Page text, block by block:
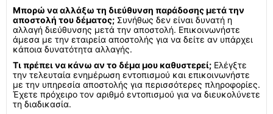
Μπορώ να αλλάξω τη διεύθυνση παράδοσης μετά την
αποστολή του δέματος; Συνήθως δεν είναι δυνατή η
αλλαγή διεύθυνσης μετά την αποστολή. Επικοινωνήστε
άμεσα με την εταιρεία αποστολής για να δείτε αν υπάρχει
κάποια δυνατότητα αλλαγής.
Τι πρέπει να κάνω αν το δέμα μου καθυστερεί; Ελέγξτε
την τελευταία ενημέρωση εντοπισμού και επικοινωνήστε
με την υπηρεσία αποστολής για περισσότερες πληροφορίες.
Έχετε πρόχειρο τον αριθμό εντοπισμού για να διευκολύνετε
τη διαδικασία.